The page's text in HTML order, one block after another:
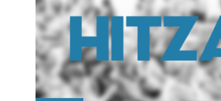
ZUBILLAGA
AHOLKULARITZA
Oiartzun